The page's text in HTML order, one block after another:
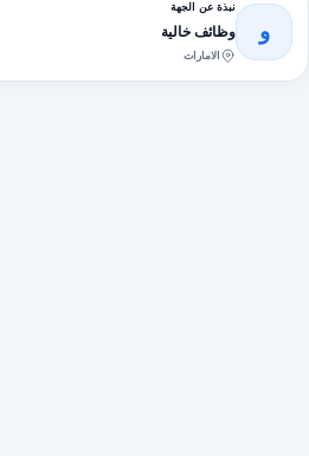
و
نبذة عن الجهة
وظائف خالية
الامارات